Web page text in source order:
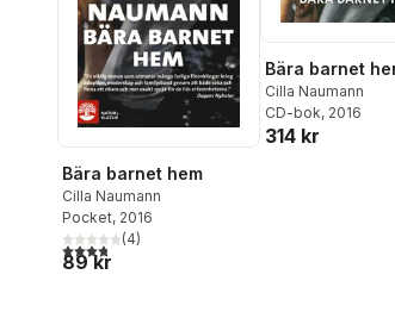
Bära barnet hem
Cilla Naumann
Pocket, 2016
3,8utav 5 stjärnor. Totalt antal röster:
(4)
89 kr
Bära barnet
Cilla Naumann
CD-bok, 2016
314 kr